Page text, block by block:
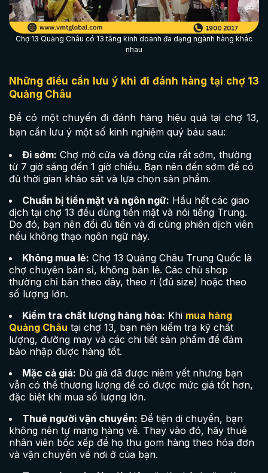
Chợ 13 Quảng Châu có 13 tầng kinh doanh đa dạng ngành hàng khác
nhau
Những điều cần lưu ý khi đi đánh hàng tại chợ 13
Quảng Châu
Để có một chuyến đi đánh hàng hiệu quả tại chợ 13,
bạn cần lưu ý một số kinh nghiệm quý báu sau:
Đi sớm: Chợ mở cửa và đóng cửa rất sớm, thường
từ 7 giờ sáng đến 1 giờ chiều. Bạn nên đến sớm để có
đủ thời gian khảo sát và lựa chọn sản phẩm.
Chuẩn bị tiền mặt và ngôn ngữ: Hầu hết các giao
dịch tại chợ 13 đều dùng tiền mặt và nói tiếng Trung.
Do đó, bạn nên đổi đủ tiền và đi cùng phiên dịch viên
nếu không thạo ngôn ngữ này.
Không mua lẻ: Chợ 13 Quảng Châu Trung Quốc là
chợ chuyên bán sỉ, không bán lẻ. Các chủ shop
thường chỉ bán theo dây, theo ri (đủ size) hoặc theo
số lượng lớn.
Kiểm tra chất lượng hàng hóa: Khi mua hàng
Quảng Châu tại chợ 13, bạn nên kiểm tra kỹ chất
lượng, đường may và các chi tiết sản phẩm để đảm
bảo nhập được hàng tốt.
Mặc cả giá: Dù giá đã được niêm yết nhưng bạn
vẫn có thể thương lượng để có được mức giá tốt hơn,
đặc biệt khi mua số lượng lớn.
Thuê người vận chuyển: Để tiện di chuyển, bạn
không nên tự mang hàng về. Thay vào đó, hãy thuê
nhân viên bốc xếp để họ thu gom hàng theo hóa đơn
và vận chuyển về nơi ở của bạn.